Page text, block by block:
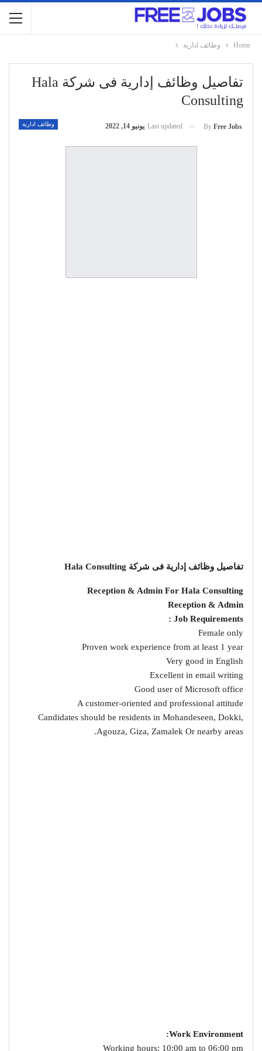
Home وظائف ادارية
تفاصيل وظائف إدارية فى شركة Hala
Consulting
وظائف ادارية By Free Jobs
Last updated يونيو 14, 2022
تفاصيل وظائف إدارية فى شركة Hala Consulting
Reception & Admin For Hala Consulting
Reception & Admin
Job Requirements :
Female only
Proven work experience from at least 1 year
Very good in English
Excellent in email writing
Good user of Microsoft office
A customer-oriented and professional attitude
Candidates should be residents in Mohandeseen, Dokki,
Agouza, Giza, Zamalek Or nearby areas.
Work Environment:
Working hours: 10:00 am to 06:00 pm